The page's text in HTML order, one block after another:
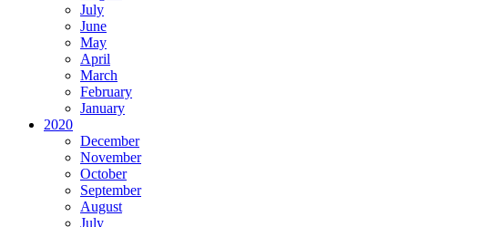
July
June
May
April
March
February
January
2020
December
November
October
September
August
July